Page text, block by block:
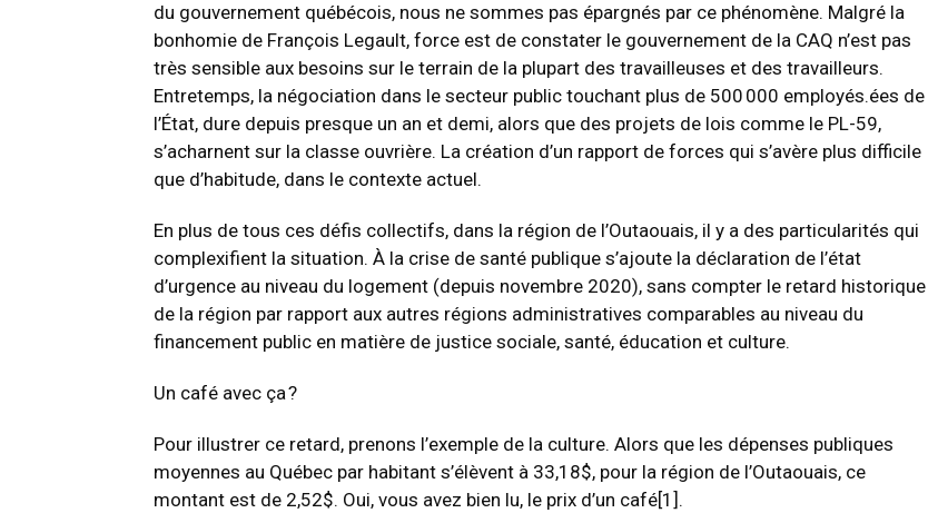
du gouvernement québécois, nous ne sommes pas épargnés par ce phénomène. Malgré la
bonhomie de François Legault, force est de constater le gouvernement de la CAQ n’est pas
très sensible aux besoins sur le terrain de la plupart des travailleuses et des travailleurs.
Entretemps, la négociation dans le secteur public touchant plus de 500 000 employés.ées de
l’État, dure depuis presque un an et demi, alors que des projets de lois comme le PL-59,
s’acharnent sur la classe ouvrière. La création d’un rapport de forces qui s’avère plus difficile
que d’habitude, dans le contexte actuel.
En plus de tous ces défis collectifs, dans la région de l’Outaouais, il y a des particularités qui
complexifient la situation. À la crise de santé publique s’ajoute la déclaration de l’état
d’urgence au niveau du logement (depuis novembre 2020), sans compter le retard historique
de la région par rapport aux autres régions administratives comparables au niveau du
financement public en matière de justice sociale, santé, éducation et culture.
Un café avec ça ?
Pour illustrer ce retard, prenons l’exemple de la culture. Alors que les dépenses publiques
moyennes au Québec par habitant s’élèvent à 33,18$, pour la région de l’Outaouais, ce
montant est de 2,52$. Oui, vous avez bien lu, le prix d’un café[1] .